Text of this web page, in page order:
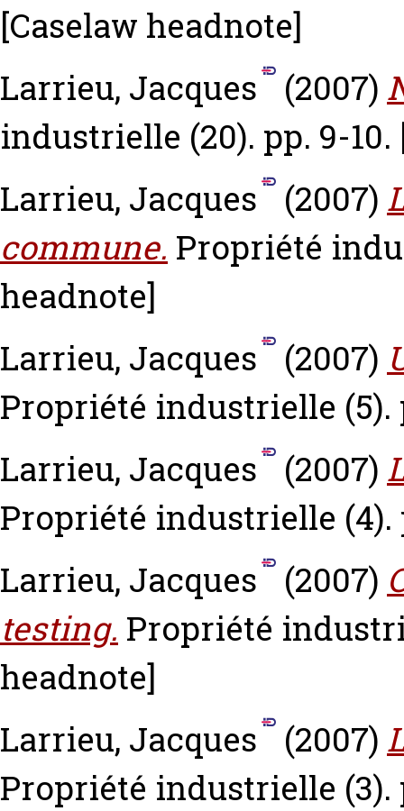
[Caselaw headnote]
Larrieu, Jacques
(2007)
industrielle (20). pp. 9-10.
Larrieu, Jacques
(2007)
commune. Propriété
headnote]
Larrieu, Jacques
(2007)
Propriété industrielle (5).
Larrieu, Jacques
(2007)
Propriété industrielle (4).
Larrieu, Jacques
(2007)
testing. Propriété
headnote]
Larrieu, Jacques
(2007)
Propriété industrielle (3).